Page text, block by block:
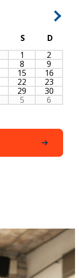
S
D
1
2
8
9
15
16
22
23
29
30
5 6